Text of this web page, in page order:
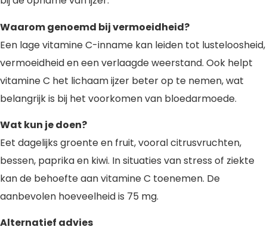
Waarom genoemd bij vermoeidheid?
Een lage vitamine C-inname kan leiden tot lusteloosheid,
vermoeidheid en een verlaagde weerstand. Ook helpt
vitamine C het lichaam ijzer beter op te nemen, wat
belangrijk is bij het voorkomen van bloedarmoede.
Wat kun je doen?
Eet dagelijks groente en fruit, vooral citrusvruchten,
bessen, paprika en kiwi. In situaties van stress of ziekte
kan de behoefte aan vitamine C toenemen. De
aanbevolen hoeveelheid is 75 mg.
Alternatief advies